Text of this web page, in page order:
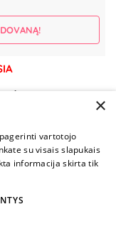
×
vartotojo
su visais slapukais
informacija skirta tik